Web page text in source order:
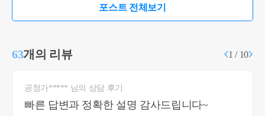
포스트 전체보기
63개의 리뷰 1 / 10
공정가***** 님의 상담 후기
빠른 답변과 정확한 설명 감사드립니다~